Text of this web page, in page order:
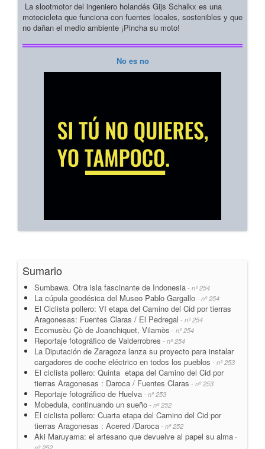
La slootmotor del ingeniero holandés Gijs Schalkx es una
motocicleta que funciona con fuentes locales, sostenibles y que
no dañan el medio ambiente ¡Pincha su moto!
No es no
Sumario
Sumbawa. Otra isla fascinante de Indonesia - nº 254
La cúpula geodésica del Museo Pablo Gargallo - nº 254
El Ciclista pollero: VI etapa del Camino del Cid por tierras
Aragonesas: Fuentes Claras / El Pedregal - nº 254
Ecomusèu Çò de Joanchiquet, Vilamòs - nº 254
Reportaje fotográfico de Valderrobres - nº 254
La Diputación de Zaragoza lanza su proyecto para instalar
cargadores de coche eléctrico en todos los pueblos - nº 253
El ciclista pollero: Quinta etapa del Camino del Cid por
tierras Aragonesas : Daroca / Fuentes Claras - nº 253
Reportaje fotográfico de Huelva - nº 253
Mobedula, continuando un sueño - nº 252
El ciclista pollero: Cuarta etapa del Camino del Cid por
tierras Aragonesas : Acered /Daroca - nº 252
Aki Maruyama: el artesano que devuelve al papel su alma -